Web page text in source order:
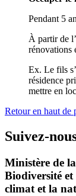
Pendant 5
À partir de
rénovations
Ex. Le fils
résidence
mettre en
Retour en haut de
Suivez-
Ministère de
Biodiversité et
climat et la